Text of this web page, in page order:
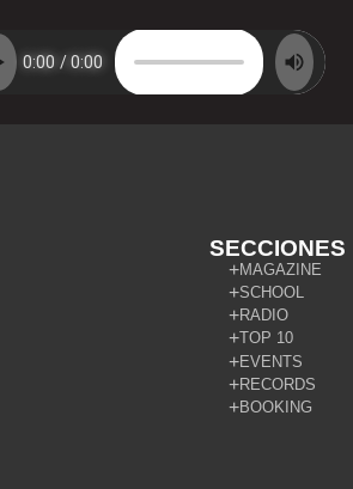
SECCIONES
MAGAZINE
SCHOOL
RADIO
TOP 10
EVENTS
RECORDS
BOOKING